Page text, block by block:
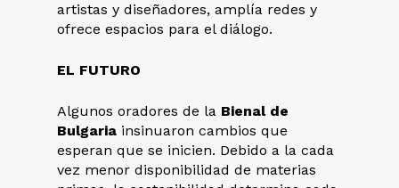
artistas y diseñadores, amplía redes y
ofrece espacios para el diálogo.
EL FUTURO
Algunos oradores de la Bienal de
Bulgaria insinuaron cambios que
esperan que se inicien. Debido a la cada
vez menor disponibilidad de materias